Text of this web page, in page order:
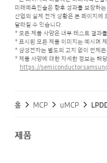
미래예측진술은 향후 성과를 보장하
산업의 실제 전개 상황은 본 페이지에
달라질 수 있습니다.
* 모든 제품 사양은 내부 테스트 결과
* 표시된 모든 제품 이미지는 예시며
* 삼성전자는 별도의 고지 없이 언제
* 제품 사양에 대한 자세한 정보는 해
https://
홈 MCP uMCP
제품